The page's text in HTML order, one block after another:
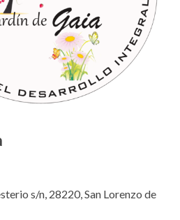
s/n, 28220, San Lorenzo de